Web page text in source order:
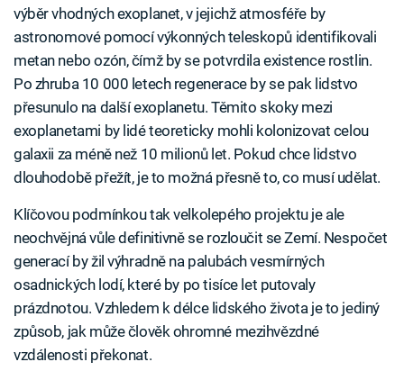
výběr vhodných exoplanet, v jejichž atmosféře by
astronomové pomocí výkonných teleskopů identifikovali
metan nebo ozón, čímž by se potvrdila existence rostlin.
Po zhruba 10 000 letech regenerace by se pak lidstvo
přesunulo na další exoplanetu. Těmito skoky mezi
exoplanetami by lidé teoreticky mohli kolonizovat celou
galaxii za méně než 10 milionů let. Pokud chce lidstvo
dlouhodobě přežít, je to možná přesně to, co musí udělat.
Klíčovou podmínkou tak velkolepého projektu je ale
neochvějná vůle definitivně se rozloučit se Zemí. Nespočet
generací by žil výhradně na palubách vesmírných
osadnických lodí, které by po tisíce let putovaly
prázdnotou. Vzhledem k délce lidského života je to jediný
způsob, jak může člověk ohromné mezihvězdné
vzdálenosti překonat.